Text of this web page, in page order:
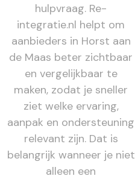
hulpvraag. Re-
integratie.nl helpt om
aanbieders in Horst aan
de Maas beter zichtbaar
en vergelijkbaar te
maken, zodat je sneller
ziet welke ervaring,
aanpak en ondersteuning
relevant zijn. Dat is
belangrijk wanneer je niet
alleen een